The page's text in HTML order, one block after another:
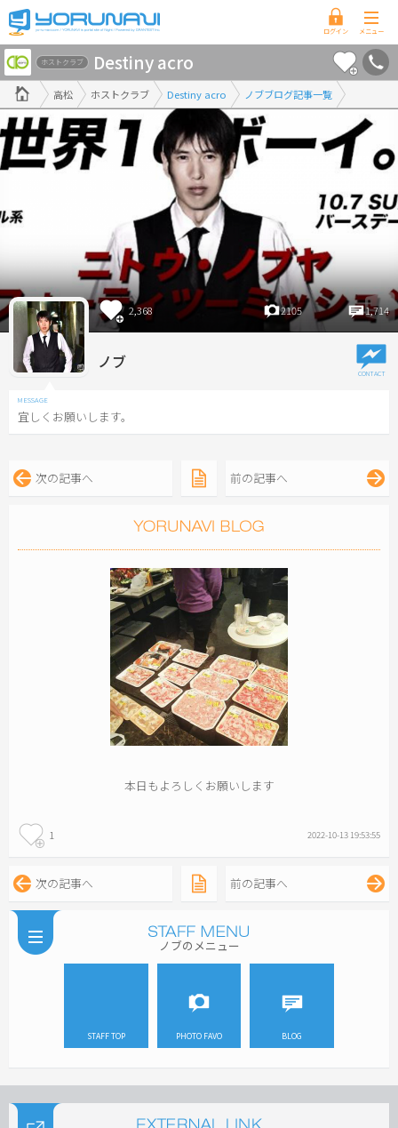
香
川
県
版
高松 ホストクラブ Destiny acro ノブブログ記事一覧
ホストクラブ Destiny acro
2,368 2105 1,714
ノブ
宜しくお願いします。
次の記事へ 前の記事へ
本日もよろしくお願いします
1 2022-10-13 19:53:55
次の記事へ 前の記事へ
ノブのメニュー
STAFF TOP PHOTO FAVO BLOG